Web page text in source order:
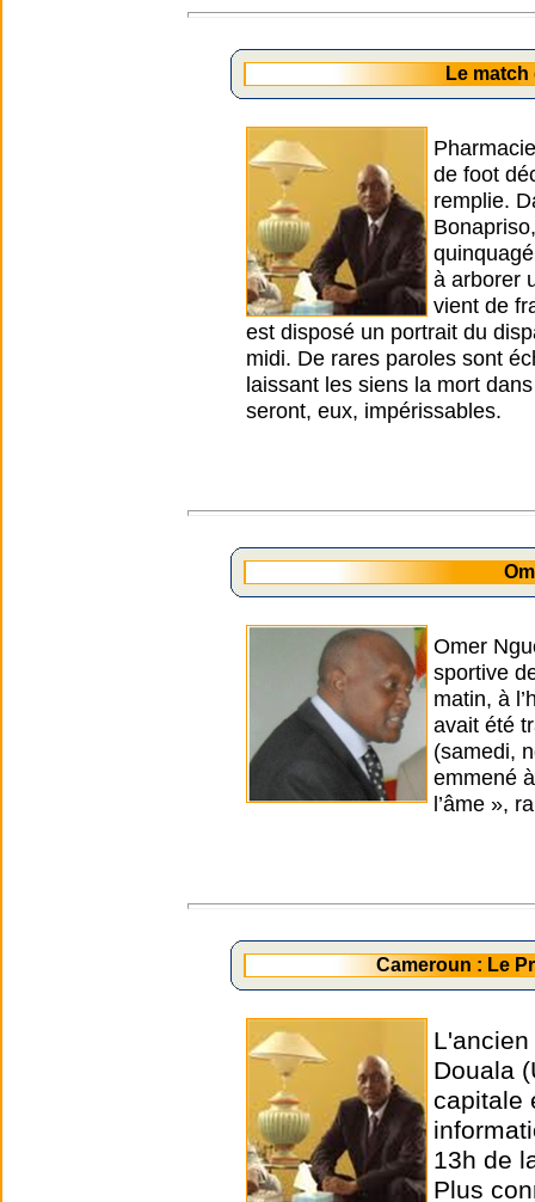
Le match
de foot
remplie.
à arborer
vient de
est disposé un portrait du
midi. De rares paroles sont
laissant les siens la mort
seront, eux, impérissables.
Omer
sportive
matin, à
avait été
(samedi,
emmené
l’âme »,
Cameroun : Le
Douala
capitale
13h de
Plus